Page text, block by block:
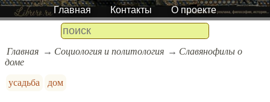
Главная Контакты О проекте
Главная Социология и политология
Славянофилы о
доме
усадьба
дом